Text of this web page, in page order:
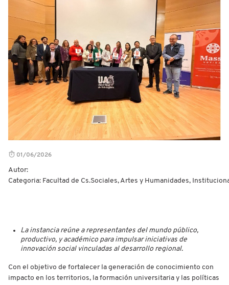
01/06/2026
Autor:
Categoria: Facultad de Cs.Sociales, Artes y Humanidades,
La instancia reúne a representantes del mundo público,
productivo, y académico para impulsar iniciativas de
innovación social vinculadas al desarrollo regional.
Con el objetivo de fortalecer la generación de conocimiento con
impacto en los territorios, la formación universitaria y las políticas